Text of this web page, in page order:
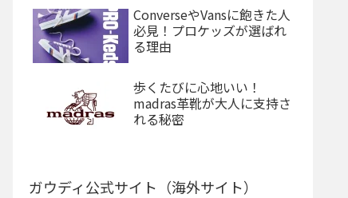
ConverseやVansに飽きた人
必見！プロケッズが選ばれ
る理由
歩くたびに心地いい！
madras革靴が大人に支持さ
れる秘密
ガウディ公式サイト（海外サイト）